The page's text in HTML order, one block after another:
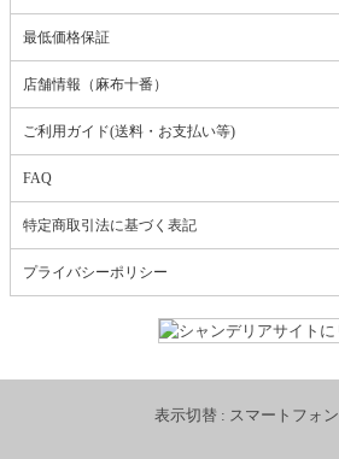
最低価格保証
店舗情報（麻布十番）
ご利用ガイド(送料・お支払い等)
FAQ
特定商取引法に基づく表記
プライバシーポリシー
表示切替 : スマートフォン